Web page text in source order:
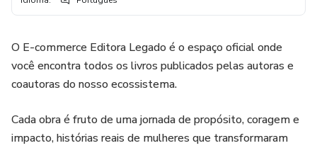
O E-commerce Editora Legado é o espaço oficial onde
você encontra todos os livros publicados pelas autoras e
coautoras do nosso ecossistema.
Cada obra é fruto de uma jornada de propósito, coragem e
impacto, histórias reais de mulheres que transformaram